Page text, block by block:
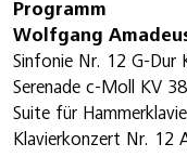
Programm
Wolfgang
Sinfonie Nr. 12 G-Dur
Serenade c-Moll KV
Suite für
Klavierkonzert Nr. 12